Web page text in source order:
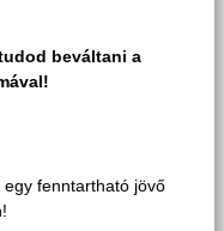
beváltani a
fenntartható jövő